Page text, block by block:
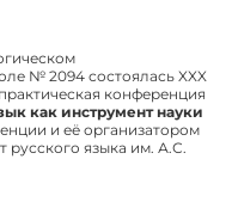
№ 2094 состоялась XXX
конференция
как инструмент науки
и её организатором
русского языка им. А.С.